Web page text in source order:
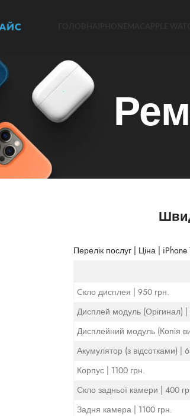
Перелік послуг | Ціна | iPhone
Cкло дисплея | 950 грн.
Дисплей модуль (Орігинал) |
Дисплейний модуль (Копія
Акумулятор (з відсотками) |
Корпус | 1100 грн.
Скло задньої камери | 400
Задня камера | 1100 грн.